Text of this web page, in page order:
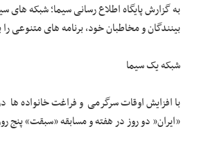
به گزارش پایگاه اطلاع رسانی سیما؛ شبکه های
بینندگان و مخاطبان خود، برنامه های متنوعی
شبکه یک سیما
با افزایش اوقات سرگرمی و فراغت خانواده ها
«ایران‌« دو روز در هفته و مسابقه «سبقت»